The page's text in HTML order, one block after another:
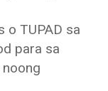
o TUPAD sa
para sa